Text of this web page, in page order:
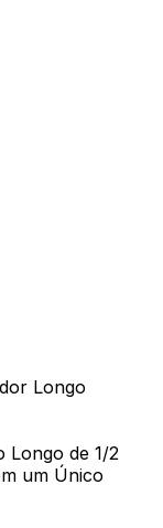
Longo
Longo de 1/2
um Único